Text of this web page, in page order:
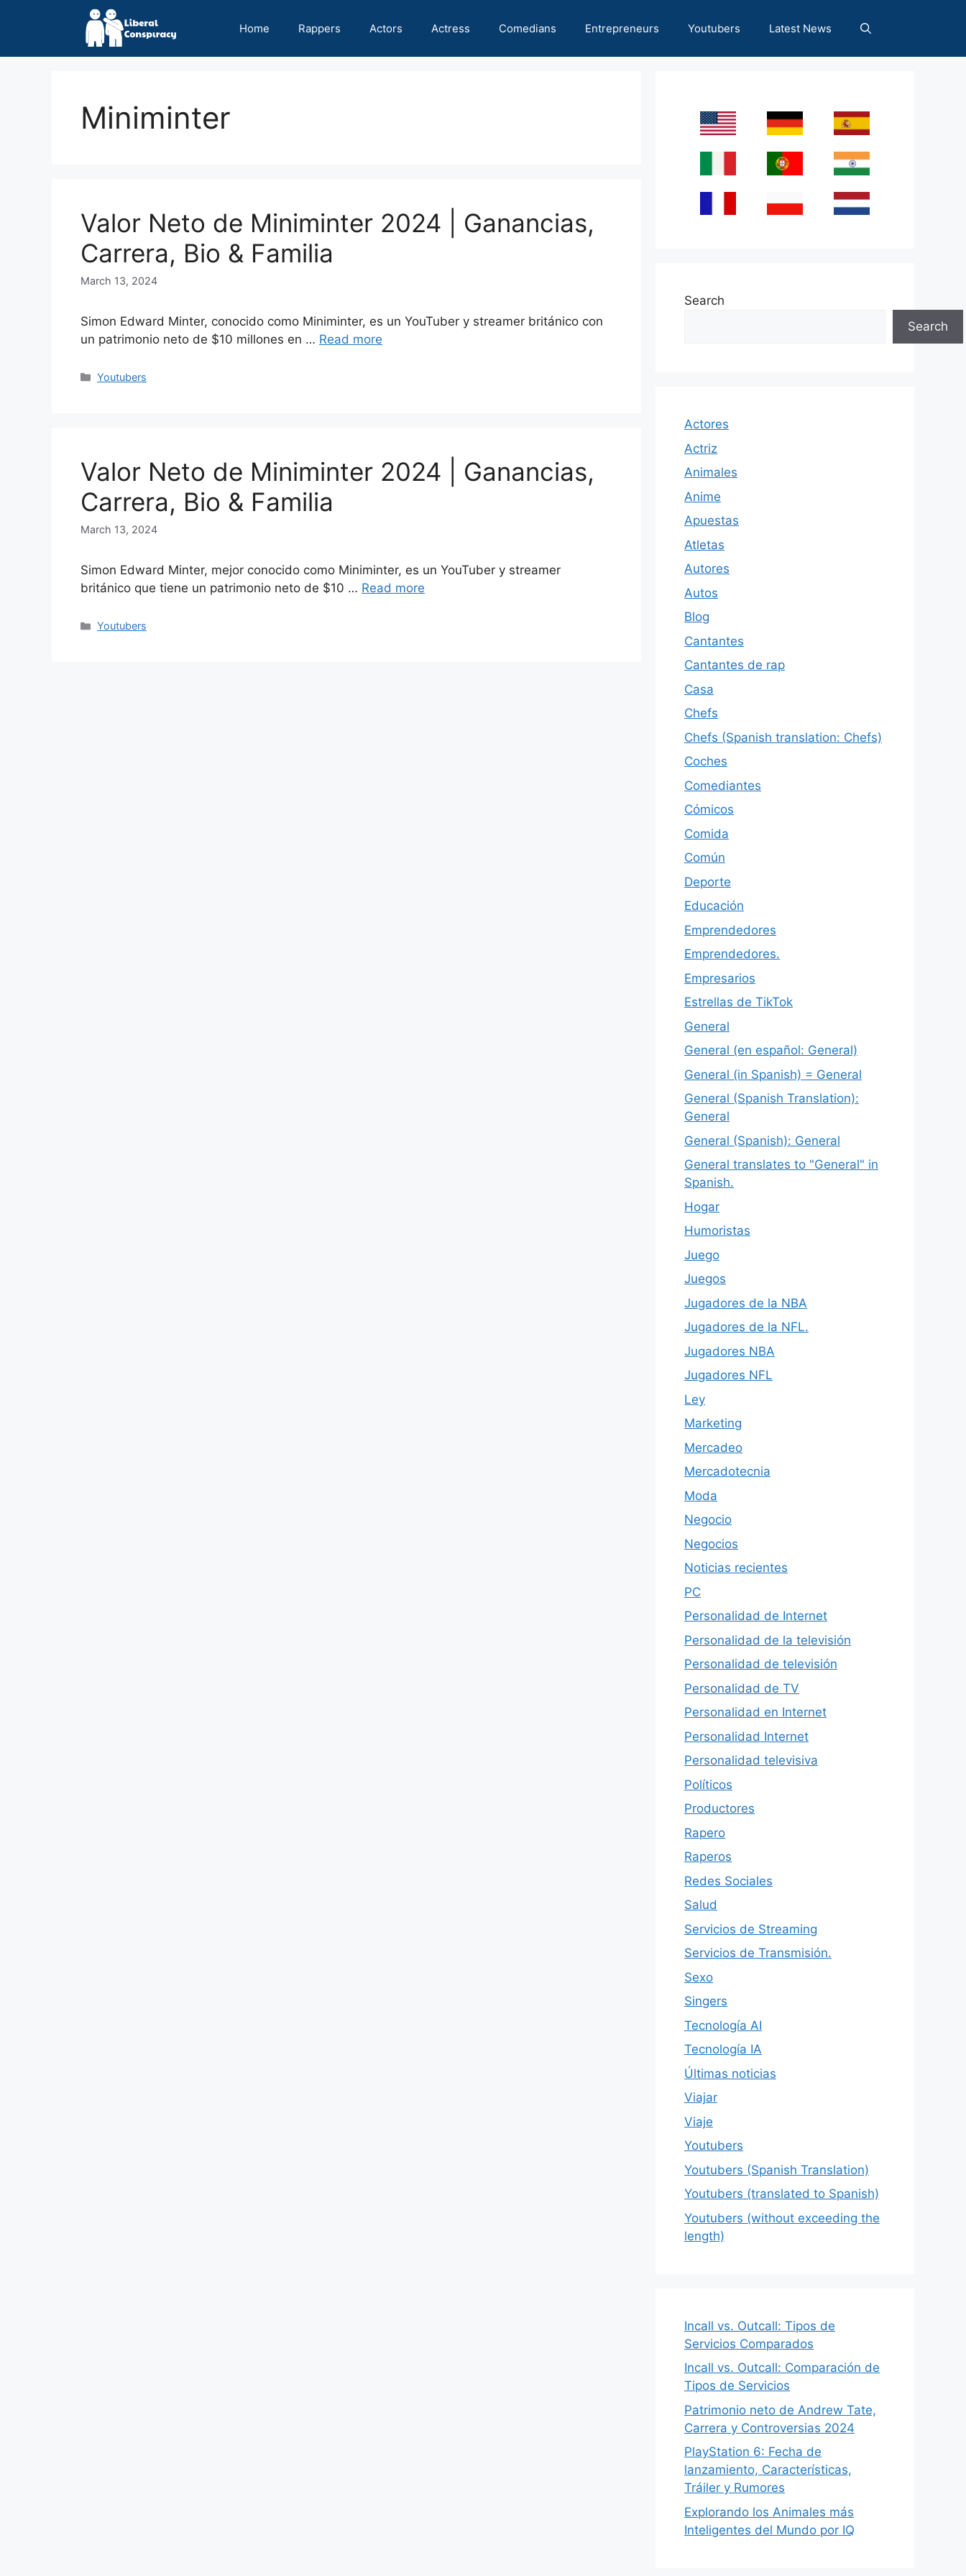
Home Rappers Actors Actress Comedians Entrepreneurs Youtubers Latest News
Miniminter
Valor Neto de Miniminter 2024 | Ganancias,
Carrera, Bio & Familia
March 13, 2024
Simon Edward Minter, conocido como Miniminter, es un YouTuber y streamer británico con
un patrimonio neto de $10 millones en … Read more
Categories
Youtubers
Valor Neto de Miniminter 2024 | Ganancias,
Carrera, Bio & Familia
March 13, 2024
Simon Edward Minter, mejor conocido como Miniminter, es un YouTuber y streamer
británico que tiene un patrimonio neto de $10 … Read more
Categories
Youtubers
Search
Search
Actores
Actriz
Animales
Anime
Apuestas
Atletas
Autores
Autos
Blog
Cantantes
Cantantes de rap
Casa
Chefs
Chefs (Spanish translation: Chefs)
Coches
Comediantes
Cómicos
Comida
Común
Deporte
Educación
Emprendedores
Emprendedores.
Empresarios
Estrellas de TikTok
General
General (en español: General)
General (in Spanish) = General
General (Spanish Translation):
General
General (Spanish): General
General translates to "General" in
Spanish.
Hogar
Humoristas
Juego
Juegos
Jugadores de la NBA
Jugadores de la NFL.
Jugadores NBA
Jugadores NFL
Ley
Marketing
Mercadeo
Mercadotecnia
Moda
Negocio
Negocios
Noticias recientes
PC
Personalidad de Internet
Personalidad de la televisión
Personalidad de televisión
Personalidad de TV
Personalidad en Internet
Personalidad Internet
Personalidad televisiva
Políticos
Productores
Rapero
Raperos
Redes Sociales
Salud
Servicios de Streaming
Servicios de Transmisión.
Sexo
Singers
Tecnología AI
Tecnología IA
Últimas noticias
Viajar
Viaje
Youtubers
Youtubers (Spanish Translation)
Youtubers (translated to Spanish)
Youtubers (without exceeding the
length)
Incall vs. Outcall: Tipos de
Servicios Comparados
Incall vs. Outcall: Comparación de
Tipos de Servicios
Patrimonio neto de Andrew Tate,
Carrera y Controversias 2024
PlayStation 6: Fecha de
lanzamiento, Características,
Tráiler y Rumores
Explorando los Animales más
Inteligentes del Mundo por IQ